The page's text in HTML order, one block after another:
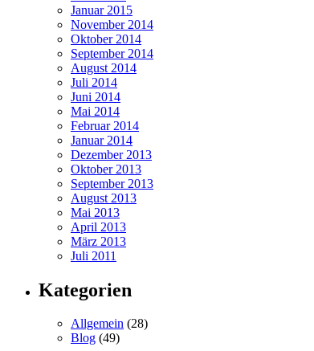
Januar 2015
November 2014
Oktober 2014
September 2014
August 2014
Juli 2014
Juni 2014
Mai 2014
Februar 2014
Januar 2014
Dezember 2013
Oktober 2013
September 2013
August 2013
Mai 2013
April 2013
März 2013
Juli 2011
Kategorien
Allgemein (28)
Blog (49)